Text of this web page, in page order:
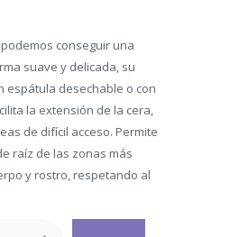
conseguir una
suave y delicada, su
espátula desechable o con
la extensión de la cera,
de difícil acceso. Permite
raíz de las zonas más
y rostro, respetando al